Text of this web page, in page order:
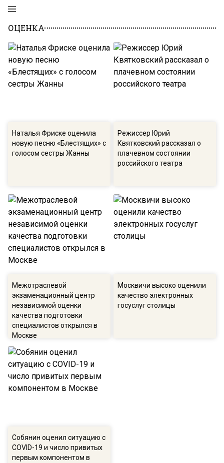
ОЦЕНКА
Наталья Фриске оценила
новую песню «Блестящих» с
голосом сестры Жанны
Режиссер Юрий
Квятковский рассказал о
плачевном состоянии
российского театра
Межотраслевой
экзаменационный центр
независимой оценки
качества подготовки
специалистов открылся в
Москве
Москвичи высоко оценили
качество электронных
госуслуг столицы
Собянин оценил ситуацию с
COVID-19 и число привитых
первым компонентом в